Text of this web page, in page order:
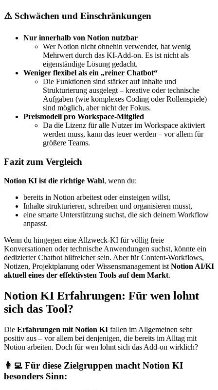
⚠️ Schwächen und Einschränkungen
Nur innerhalb von Notion nutzbar
Wer Notion nicht ohnehin verwendet, hat wenig
Mehrwert durch das KI-Add-on. Es ist nicht als
eigenständige Lösung gedacht.
Weniger flexibel als ein „reiner Chatbot“
Die Funktionen sind stärker auf Inhalte und
Strukturierung ausgelegt – kreative oder technische
Aufgaben (wie komplexes Coding oder Rollenspiele)
sind möglich, aber nicht der Fokus.
Preismodell pro Workspace-Mitglied
Da die Lizenz für alle Nutzer im Workspace aktiviert
werden muss, kann das teuer werden – vor allem für
größere Teams.
Fazit zum Vergleich
Notion KI ist die richtige Wahl, wenn du:
bereits in Notion arbeitest oder einsteigen willst,
Inhalte strukturieren, schreiben und organisieren musst,
eine smarte Unterstützung suchst, die sich deinem Workflow
anpasst.
Wenn du hingegen eine Allzweck-KI für völlig freie
Konversationen oder technische Anwendungen suchst, könnte ein
dedizierter Chatbot hilfreicher sein. Aber für Content-Workflows,
Notizen, Projektplanung oder Wissensmanagement ist Notion AI/KI
aktuell eines der effektivsten Tools auf dem Markt.
Notion KI Erfahrungen: Für wen lohnt
sich das Tool?
Die Erfahrungen mit Notion KI fallen im Allgemeinen sehr
positiv aus – vor allem bei denjenigen, die bereits im Alltag mit
Notion arbeiten. Doch für wen lohnt sich das Add-on wirklich?
👩‍💻 Für diese Zielgruppen macht Notion KI
besonders Sinn: